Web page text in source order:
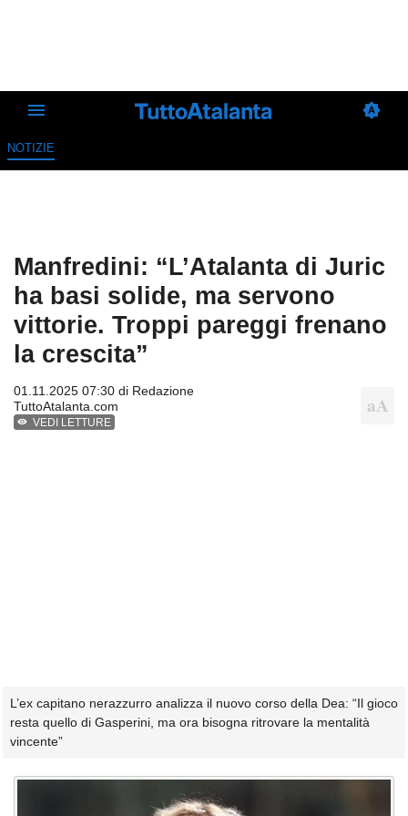
NOTIZIE
Manfredini: “L’Atalanta di Juric
ha basi solide, ma servono
vittorie. Troppi pareggi frenano
la crescita”
01.11.2025 07:30 di Redazione
TuttoAtalanta.com
VEDI LETTURE
L’ex capitano nerazzurro analizza il nuovo corso della Dea: “Il gioco
resta quello di Gasperini, ma ora bisogna ritrovare la mentalità
vincente”